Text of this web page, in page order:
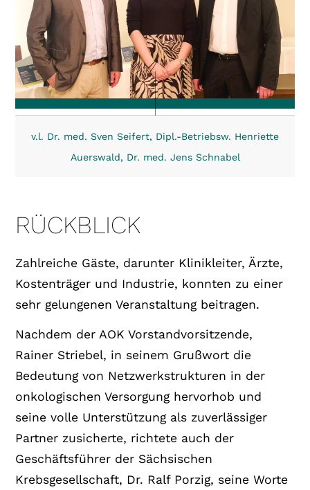
v.l. Dr. med. Sven Seifert, Dipl.-Betriebsw. Henriette
Auerswald, Dr. med. Jens Schnabel
RÜCKBLICK
Zahlreiche Gäste, darunter Klinikleiter, Ärzte,
Kostenträger und Industrie, konnten zu einer
sehr gelungenen Veranstaltung beitragen.
Nachdem der AOK Vorstandvorsitzende,
Rainer Striebel, in seinem Grußwort die
Bedeutung von Netzwerkstrukturen in der
onkologischen Versorgung hervorhob und
seine volle Unterstützung als zuverlässiger
Partner zusicherte, richtete auch der
Geschäftsführer der Sächsischen
Krebsgesellschaft, Dr. Ralf Porzig, seine Worte